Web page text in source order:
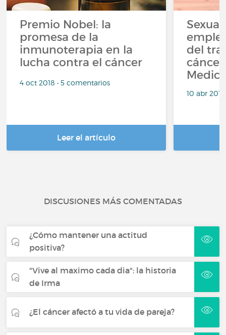
Premio Nobel: la
promesa de la
inmunoterapia en la
lucha contra el cáncer
4 oct 2018 • 5 comentarios
Leer el artículo
del
10 abr
DISCUSIONES MÁS COMENTADAS
¿Cómo mantener una actitud
positiva?
"Vive al maximo cada dia": la historia
de Irma
¿El cáncer afectó a tu vida de pareja?